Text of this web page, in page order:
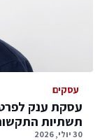
עסקים
עסקת ענק
תשתיות
30 יולי, 2026